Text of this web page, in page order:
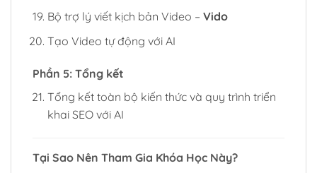
Bộ trợ lý viết kịch bản Video – Vido
Tạo Video tự động với AI
Phần 5: Tổng kết
Tổng kết toàn bộ kiến thức và quy trình triển
khai SEO với AI
Tại Sao Nên Tham Gia Khóa Học Này?